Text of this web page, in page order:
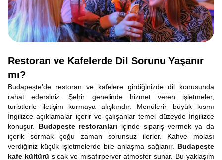
Restoran ve Kafelerde Dil Sorunu Yaşanır
mı?
Budapeşte’de restoran ve kafelere girdiğinizde dil konusunda
rahat edersiniz. Şehir genelinde hizmet veren işletmeler,
turistlerle iletişim kurmaya alışkındır. Menülerin büyük kısmı
İngilizce açıklamalar içerir ve çalışanlar temel düzeyde İngilizce
konuşur. Budapeşte restoranları içinde sipariş vermek ya da
içerik sormak çoğu zaman sorunsuz ilerler. Kahve molası
verdiğiniz küçük işletmelerde bile anlaşma sağlanır. Budapeşte
kafe kültürü sıcak ve misafirperver atmosfer sunar. Bu yaklaşım